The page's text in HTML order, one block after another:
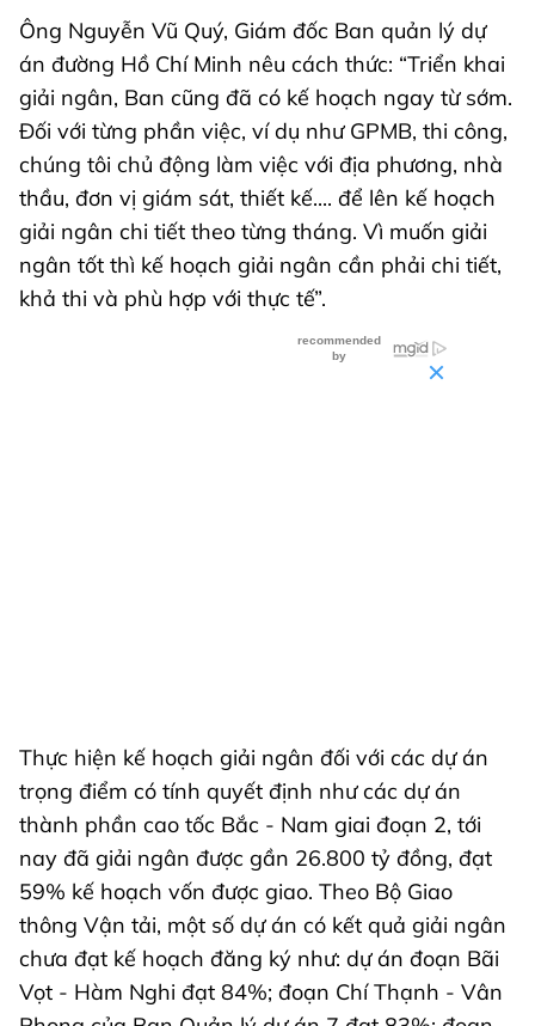
Ông Nguyễn Vũ Quý, Giám đốc Ban quản lý dự
án đường Hồ Chí Minh nêu cách thức: “Triển khai
giải ngân, Ban cũng đã có kế hoạch ngay từ sớm.
Đối với từng phần việc, ví dụ như GPMB, thi công,
chúng tôi chủ động làm việc với địa phương, nhà
thầu, đơn vị giám sát, thiết kế.... để lên kế hoạch
giải ngân chi tiết theo từng tháng. Vì muốn giải
ngân tốt thì kế hoạch giải ngân cần phải chi tiết,
khả thi và phù hợp với thực tế”.
Thực hiện kế hoạch giải ngân đối với các dự án
trọng điểm có tính quyết định như các dự án
thành phần cao tốc Bắc - Nam giai đoạn 2, tới
nay đã giải ngân được gần 26.800 tỷ đồng, đạt
59% kế hoạch vốn được giao. Theo Bộ Giao
thông Vận tải, một số dự án có kết quả giải ngân
chưa đạt kế hoạch đăng ký như: dự án đoạn Bãi
Vọt - Hàm Nghi đạt 84%; đoạn Chí Thạnh - Vân